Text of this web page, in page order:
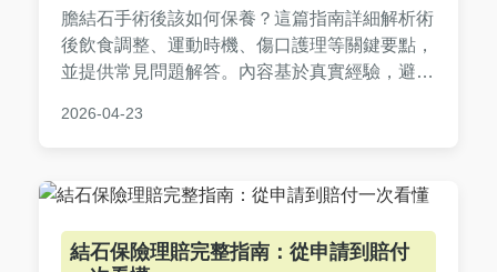
膽結石手術後該如何保養？這篇指南詳細解析術
後飲食調整、運動時機、傷口護理等關鍵要點，
並提供常見問題解答。內容基於真實經驗，避免
風險。無論是剛手術完或準備中，都能找到實用
2026-04-23
結石保險理賠完整指南：從申請到賠付